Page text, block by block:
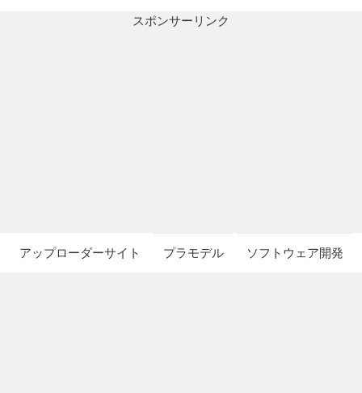
スポンサーリンク
アップローダーサイト プラモデル ソフトウェア開発